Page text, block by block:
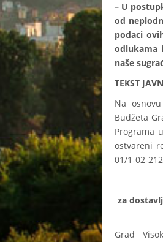
– U
od
podaci
odlukama
naše
TEKST
Na
Budžeta
Programa
ostvareni
01/1-02-
za
Grad